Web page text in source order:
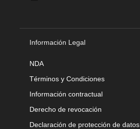
Información Legal
NDA
Términos y Condiciones
Información contractual
Derecho de revocación
Declaración de protección de datos